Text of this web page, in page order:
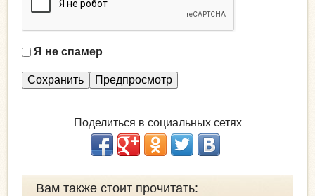
с
Я не спамер
Поделиться в социальных сетях
Вам также стоит прочитать: